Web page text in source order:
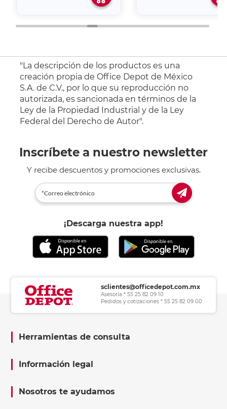
"La descripción de los productos es una
creación propia de Office Depot de México
S.A. de C.V., por lo que su reproducción no
autorizada, es sancionada en términos de la
Ley de la Propiedad Industrial y de la Ley
Federal del Derecho de Autor".
Inscríbete a nuestro newsletter
Y recibe descuentos y promociones exclusivas.
¡Descarga nuestra app!
sclientes@officedepot.com.mx
Asesoría * 55 25 82 09 10
Pedidos y cotizaciones * 55 25 82 09 00
Herramientas de consulta
Información legal
Nosotros te ayudamos